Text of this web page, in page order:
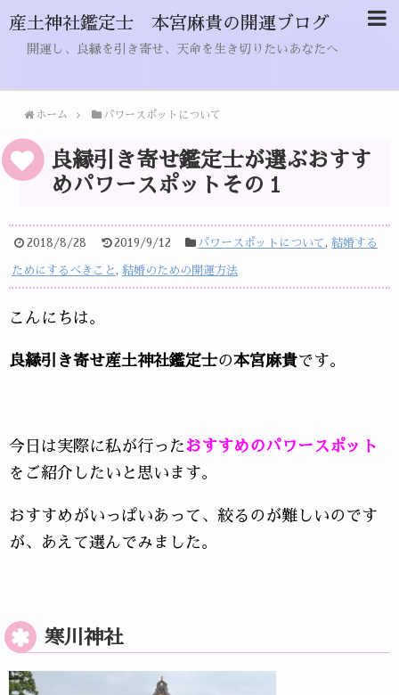
産土神社鑑定士 本宮麻貴の開運ブログ
開運し、良縁を引き寄せ、天命を生き切りたいあなたへ
ホーム パワースポットについて
良縁引き寄せ鑑定士が選ぶおすす
めパワースポットその１
2018/8/28 2019/9/12 パワースポットについて ,結婚する
ためにするべきこと , 結婚のための開運方法
こんにちは。
良縁引き寄せ産土神社鑑定士の本宮麻貴です。
今日は実際に私が行ったおすすめのパワースポット
をご紹介したいと思います。
おすすめがいっぱいあって、絞るのが難しいのです
が、あえて選んでみました。
寒川神社